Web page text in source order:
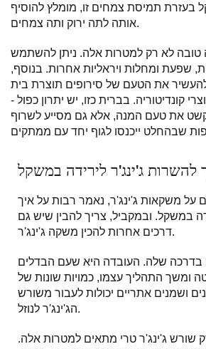
בעזרת תמיסת צמחים זו, מומלץ להוסיף
אותה לתה ירוק ותה צמחים.
טובה לא רק למטרות אלה. ניתן להשתמש
שפעת ומחלות ויראליות אחרות. בנוסף,
להעשיר את הטעם של סירופים תוצרת בית
קונדיטוריה. בברית כזו, יש יתרון כפול -
את טעם המנה, אלא גם מסייע לשרוף
על משקאות ג'ינג'ר, נאמר רבות על איך
במשקל. ובמקביל, צריך להבין שיש גם
דרכים אחרות להכין משקה ג'ינג'ר.
בדרכה שלה. העובדה היא שעם הבדלים
ומשך התהליך עצמו, כמויות שונות של
ושמנים אתריים יכולות לעבור משורש
הג'ינג'ר לנוזל.
שורש ג'ינג'ר טרי מתאים למטרות אלה.